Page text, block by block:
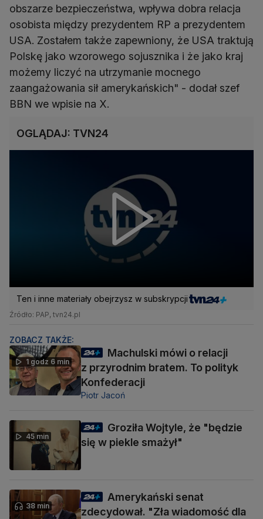
obszarze bezpieczeństwa, wpływa dobra relacja
osobista między prezydentem RP a prezydentem
USA. Zostałem także zapewniony, że USA traktują
Polskę jako wzorowego sojusznika i że jako kraj
możemy liczyć na utrzymanie mocnego
zaangażowania sił amerykańskich" - dodał szef
BBN we wpisie na X.
OGLĄDAJ: TVN24
Ten i inne materiały obejrzysz w subskrypcji
Źródło: PAP, tvn24.pl
ZOBACZ TAKŻE:
1 godz 6 min
Machulski mówi o relacji
z przyrodnim bratem. To polityk
Konfederacji
Piotr Jacoń
45 min
Groziła Wojtyle, że "będzie
się w piekle smażył"
38 min
Amerykański senat
zdecydował. "Zła wiadomość dla